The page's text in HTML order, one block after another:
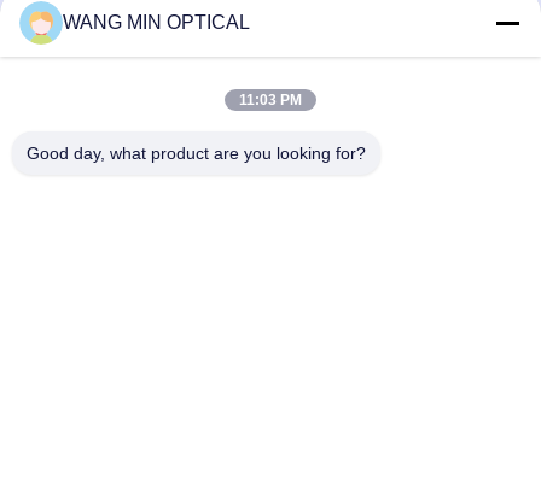
เครื่องวัดวิชั่นซีเอ็นซี
2d ความแม่นยำสูงและใช้งานง่าย การ
WANG MIN OPTICAL
11:03 PM
Good day, what product are you looking for?